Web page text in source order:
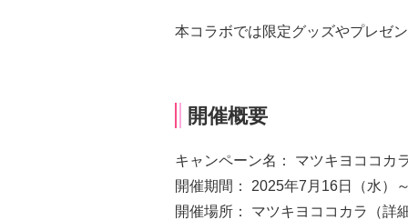
本コラボでは限定グッズやプレゼ
開催概要
キャンペーン名： マツキヨココカ
開催期間： 2025年7月16日（水）
開催場所： マツキヨココカラ（詳